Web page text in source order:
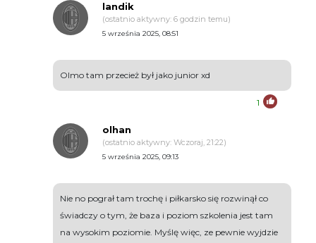
landik
(ostatnio aktywny: 6 godzin temu)
5 września 2025, 08:51
Olmo tam przecież był jako junior xd
1
olhan
(ostatnio aktywny: Wczoraj, 21:22)
5 września 2025, 09:13
Nie no pograł tam trochę i piłkarsko się rozwinął co
świadczy o tym, że baza i poziom szkolenia jest tam
na wysokim poziomie. Myślę więc, ze pewnie wyjdzie